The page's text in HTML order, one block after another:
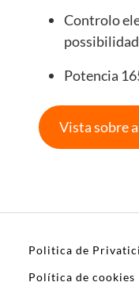
Controlo
Potencia
Vista sobre
Politica de
Política de cookies